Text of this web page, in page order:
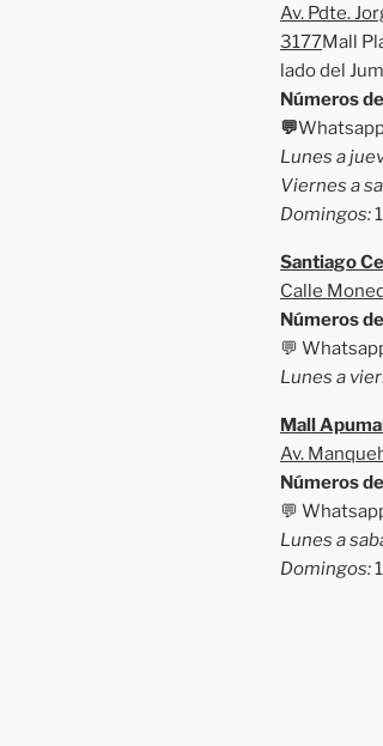
Av. Pdte.
3177Mall
lado del
Números
💬
Lunes a
Viernes a
Domingos:
Santiago
Calle
Números
💬
Lunes a
Mall
Av.
Números
💬
Lunes a
Domingos: